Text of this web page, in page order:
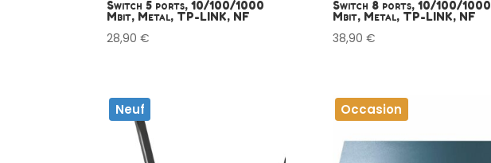
Switch 5 ports, 10/100/1000
Mbit, Metal, TP-LINK, NF
28,90€
Switch 8 ports, 10/100/1000
Mbit, Metal, TP-LINK, NF
38,90 €
Neuf Occasion